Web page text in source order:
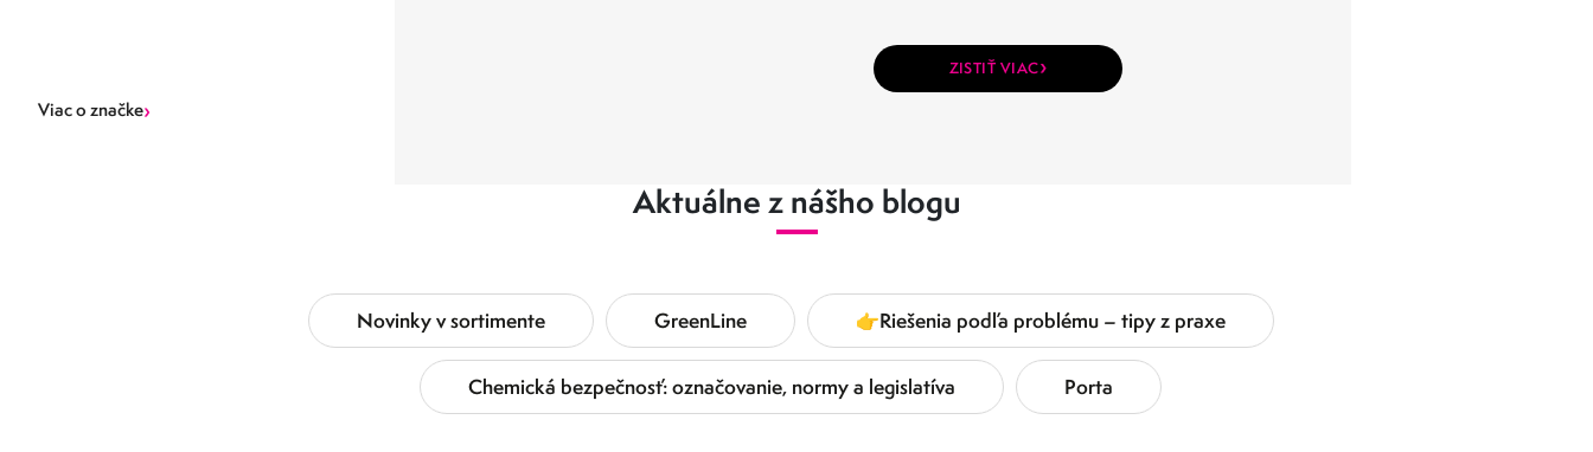
ZISTIŤ VIAC›
Viac o značke›
Aktuálne z nášho blogu
Novinky v sortimente GreenLine 👉Riešenia podľa problému – tipy z praxe
Chemická bezpečnosť: označovanie, normy a legislatíva Porta